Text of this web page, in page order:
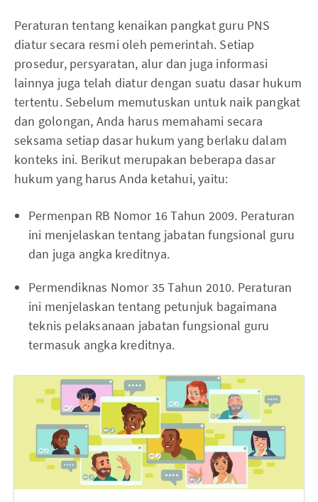
Peraturan tentang kenaikan pangkat guru PNS
diatur secara resmi oleh pemerintah. Setiap
prosedur, persyaratan, alur dan juga informasi
lainnya juga telah diatur dengan suatu dasar hukum
tertentu. Sebelum memutuskan untuk naik pangkat
dan golongan, Anda harus memahami secara
seksama setiap dasar hukum yang berlaku dalam
konteks ini. Berikut merupakan beberapa dasar
hukum yang harus Anda ketahui, yaitu:
Permenpan RB Nomor 16 Tahun 2009. Peraturan
ini menjelaskan tentang jabatan fungsional guru
dan juga angka kreditnya.
Permendiknas Nomor 35 Tahun 2010. Peraturan
ini menjelaskan tentang petunjuk bagaimana
teknis pelaksanaan jabatan fungsional guru
termasuk angka kreditnya.